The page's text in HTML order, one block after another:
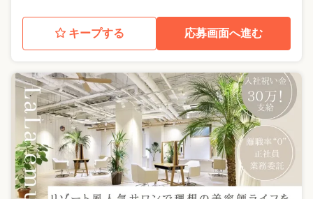
キープする 応募画面へ進む